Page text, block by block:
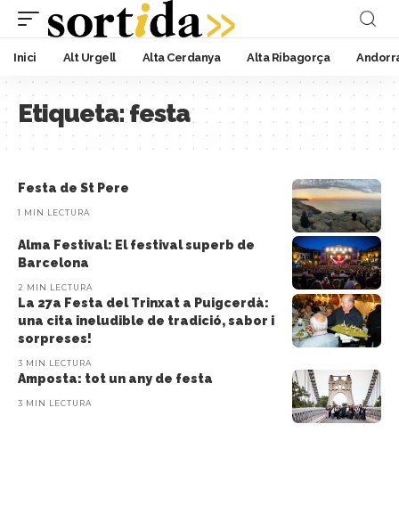
Inici Alt Urgell Alta Cerdanya Alta Ribagorça
Etiqueta:festa
Festa de St Pere
1 MIN LECTURA
Alma Festival: El festival superb de
Barcelona
2 MIN LECTURA
La 27a Festa del Trinxat a Puigcerdà:
una cita ineludible de tradició, sabor i
sorpreses!
3 MIN LECTURA
Amposta: tot un any de festa
3 MIN LECTURA